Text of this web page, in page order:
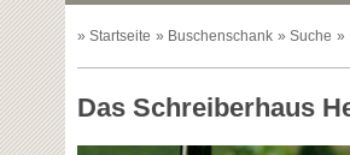
» Startseite » Buschenschank » Suche »
Das Schreiberhaus